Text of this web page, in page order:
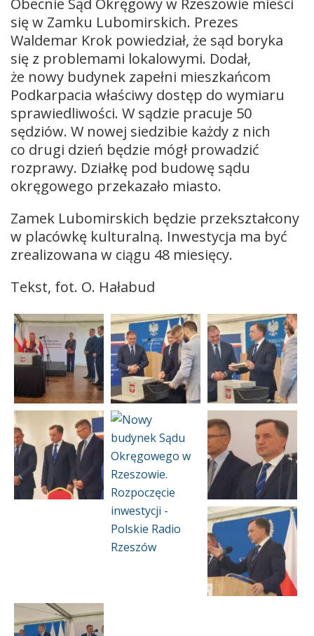
się w Zamku Lubomirskich. Prezes
Waldemar Krok powiedział, że sąd boryka
się z problemami lokalowymi. Dodał,
że nowy budynek zapełni mieszkańcom
Podkarpacia właściwy dostęp do wymiaru
sprawiedliwości. W sądzie pracuje 50
sędziów. W nowej siedzibie każdy z nich
co drugi dzień będzie mógł prowadzić
rozprawy. Działkę pod budowę sądu
okręgowego przekazało miasto.
Zamek Lubomirskich będzie przekształcony
w placówkę kulturalną. Inwestycja ma być
zrealizowana w ciągu 48 miesięcy.
Tekst, fot. O. Hałabud